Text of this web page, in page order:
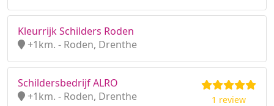
Kleurrijk Schilders Roden
+1km. - Roden, Drenthe
Schildersbedrijf ALRO
+1km. - Roden, Drenthe
1 review